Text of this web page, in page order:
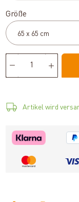
Größe
Artikel wird